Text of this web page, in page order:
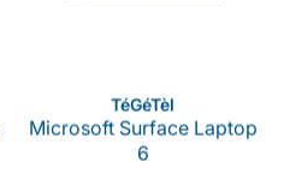
Verkoper:
TéGéTèl
Microsoft Surface Laptop
6